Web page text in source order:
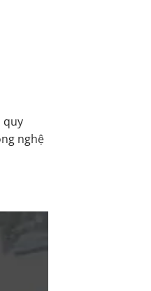
quy
nghệ